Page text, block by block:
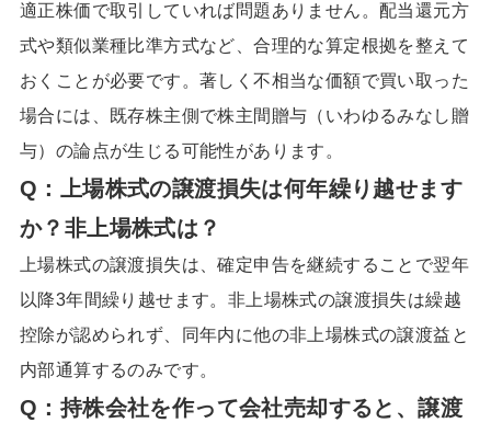
適正株価で取引していれば問題ありません。配当還元方
式や類似業種比準方式など、合理的な算定根拠を整えて
おくことが必要です。著しく不相当な価額で買い取った
場合には、既存株主側で株主間贈与（いわゆるみなし贈
与）の論点が生じる可能性があります。
Q： 上場株式の譲渡損失は何年繰り越せます
か？非上場株式は？
上場株式の譲渡損失は、確定申告を継続することで翌年
以降3年間繰り越せます。非上場株式の譲渡損失は繰越
控除が認められず、同年内に他の非上場株式の譲渡益と
内部通算するのみです。
Q： 持株会社を作って会社売却すると、譲渡